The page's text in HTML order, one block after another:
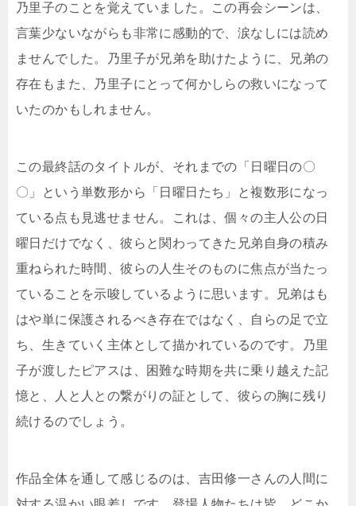
乃里子のことを覚えていました。この再会シーンは、
言葉少ないながらも非常に感動的で、涙なしには読め
ませんでした。乃里子が兄弟を助けたように、兄弟の
存在もまた、乃里子にとって何かしらの救いになって
いたのかもしれません。
この最終話のタイトルが、それまでの「日曜日の〇
〇」という単数形から「日曜日たち」と複数形になっ
ている点も見逃せません。これは、個々の主人公の日
曜日だけでなく、彼らと関わってきた兄弟自身の積み
重ねられた時間、彼らの人生そのものに焦点が当たっ
ていることを示唆しているように思います。兄弟はも
はや単に保護されるべき存在ではなく、自らの足で立
ち、生きていく主体として描かれているのです。乃里
子が渡したピアスは、困難な時期を共に乗り越えた記
憶と、人と人との繋がりの証として、彼らの胸に残り
続けるのでしょう。
作品全体を通して感じるのは、吉田修一さんの人間に